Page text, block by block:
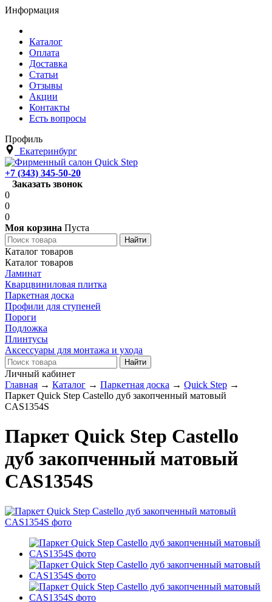
Информация
Каталог
Оплата
Доставка
Статьи
Отзывы
Акции
Контакты
Есть вопросы
Профиль
Екатеринбург
+7 (343) 345-50-20
Заказать звонок
0
0
0
Моя корзина Пуста
Каталог товаров
Каталог товаров
Ламинат
Кварцвиниловая плитка
Паркетная доска
Профили для ступеней
Пороги
Подложка
Плинтусы
Аксессуары для монтажа и ухода
Личный кабинет
Главная → Каталог → Паркетная доска → Quick Step →
Паркет Quick Step Castello дуб закопченный матовый
CAS1354S
Паркет Quick Step Castello
дуб закопченный матовый
CAS1354S